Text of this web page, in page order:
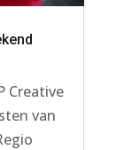
Creative
van